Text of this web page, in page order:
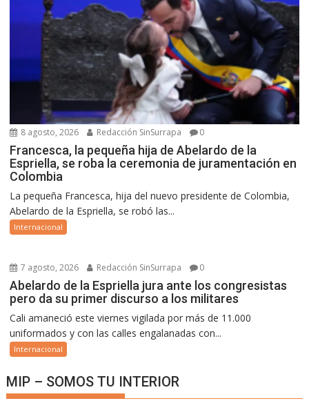
8 agosto, 2026 Redacción SinSurrapa 0
Francesca, la pequeña hija de Abelardo de la
Espriella, se roba la ceremonia de juramentación en
Colombia
La pequeña Francesca, hija del nuevo presidente de Colombia,
Abelardo de la Espriella, se robó las...
Internacional
7 agosto, 2026 Redacción SinSurrapa 0
Abelardo de la Espriella jura ante los congresistas
pero da su primer discurso a los militares
Cali amaneció este viernes vigilada por más de 11.000
uniformados y con las calles engalanadas con...
Internacional
MIP – SOMOS TU INTERIOR